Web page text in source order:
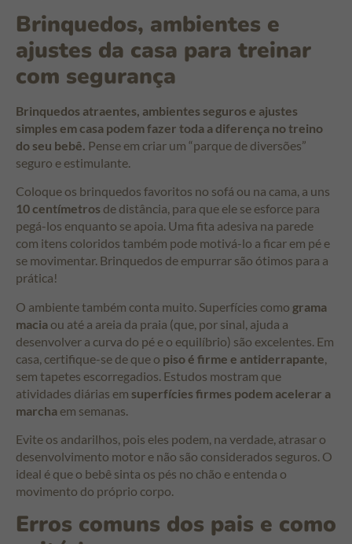
Brinquedos, ambientes e
ajustes da casa para treinar
com segurança
Brinquedos atraentes, ambientes seguros e ajustes
simples em casa podem fazer toda a diferença no treino
do seu bebê. Pense em criar um “parque de diversões”
seguro e estimulante.
Coloque os brinquedos favoritos no sofá ou na cama, a uns
10 centímetros de distância, para que ele se esforce para
pegá-los enquanto se apoia. Uma fita adesiva na parede
com itens coloridos também pode motivá-lo a ficar em pé e
se movimentar. Brinquedos de empurrar são ótimos para a
prática!
O ambiente também conta muito. Superfícies como grama
macia ou até a areia da praia (que, por sinal, ajuda a
desenvolver a curva do pé e o equilíbrio) são excelentes. Em
casa, certifique-se de que o piso é firme e antiderrapante
sem tapetes escorregadios. Estudos mostram que
atividades diárias em superfícies firmes podem acelerar a
marcha em semanas.
Evite os andarilhos, pois eles podem, na verdade, atrasar o
desenvolvimento motor e não são considerados seguros. O
ideal é que o bebê sinta os pés no chão e entenda o
movimento do próprio corpo.
Erros comuns dos pais e como